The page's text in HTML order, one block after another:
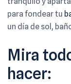
para fondear tu
un día de sol,
Mira
hacer: